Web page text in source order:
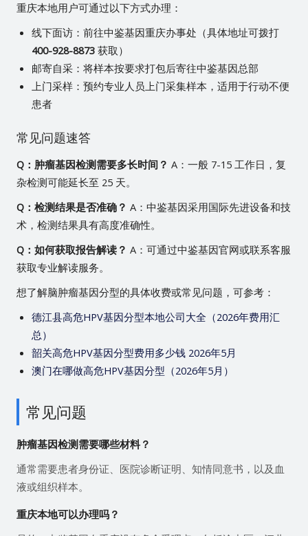
重庆本地用户可通过以下方式办理：
线下面访：前往中鉴基因重庆办事处（具体地址可拨打
400-928-8873获取）
邮寄自采：将样本按要求打包后寄往中鉴基因总部
上门采样：预约专业人员上门采集样本，适用于行动不便
患者
常见问题速答
Q：肿瘤基因检测需要多长时间？ A：一般 7-15 工作日，复
杂检测可能延长至 25 天。
Q：检测结果是否准确？ A：中鉴基因采用国际先进设备和技
术，检测结果具有高度准确性。
Q：如何获取报告解读？ A：可通过中鉴基因官网或联系客服
获取专业解读服务。
想了解脑肿瘤基因分型的具体收费或常见问题，可参考：
德江县高危HPV基因分型本地公司大全（2026年费用汇
总）
韶关高危HPV基因分型费用多少钱 2026年5月
澳门在哪做高危HPV基因分型（2026年5月）
常见问题
肿瘤基因检测需要哪些材料？
通常需要患者身份证、医院诊断证明、知情同意书，以及血
液或组织样本。
重庆本地可以办理吗？